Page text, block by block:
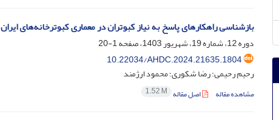
بازشناسی راهکارهای پاسخ به نیاز کبوتران در معماری کبوترخانه‌های ایران
دوره 12، شماره 19، شهریور 1403، صفحه
1-20
10.22034/AHDC.2024.21635.1804
رحیم رحیمی؛ رضا شکوری؛ محمود ارژمند
مشاهده مقاله اصل مقاله 1.52 M